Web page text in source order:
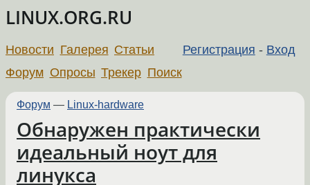
LINUX.ORG.RU
Регистрация - Вход
Новости Галерея Статьи
Форум Опросы Трекер Поиск
Форум — Linux-hardware
Обнаружен практически
идеальный ноут для
линукса